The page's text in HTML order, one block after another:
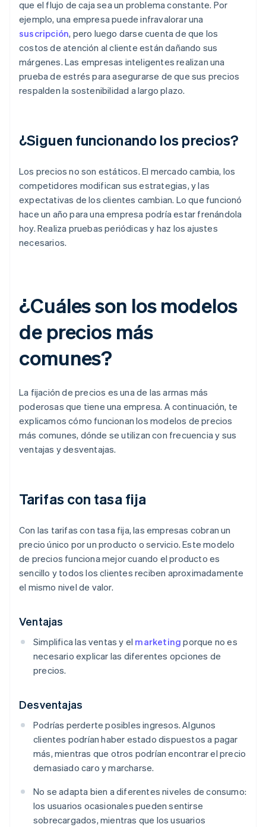
que el flujo de caja sea un problema constante. Por
ejemplo, una empresa puede infravalorar una
suscripción, pero luego darse cuenta de que los
costos de atención al cliente están dañando sus
márgenes. Las empresas inteligentes realizan una
prueba de estrés para asegurarse de que sus precios
respalden la sostenibilidad a largo plazo.
¿Siguen funcionando los precios?
Los precios no son estáticos. El mercado cambia, los
competidores modifican sus estrategias, y las
expectativas de los clientes cambian. Lo que funcionó
hace un año para una empresa podría estar frenándola
hoy. Realiza pruebas periódicas y haz los ajustes
necesarios.
¿Cuáles son los modelos
de precios más
comunes?
La fijación de precios es una de las armas más
poderosas que tiene una empresa. A continuación, te
explicamos cómo funcionan los modelos de precios
más comunes, dónde se utilizan con frecuencia y sus
ventajas y desventajas.
Tarifas con tasa fija
Con las tarifas con tasa fija, las empresas cobran un
precio único por un producto o servicio. Este modelo
de precios funciona mejor cuando el producto es
sencillo y todos los clientes reciben aproximadamente
el mismo nivel de valor.
Ventajas
Simplifica las ventas y el marketing porque no es
necesario explicar las diferentes opciones de
precios.
Desventajas
Podrías perderte posibles ingresos. Algunos
clientes podrían haber estado dispuestos a pagar
más, mientras que otros podrían encontrar el precio
demasiado caro y marcharse.
No se adapta bien a diferentes niveles de consumo:
los usuarios ocasionales pueden sentirse
sobrecargados, mientras que los usuarios